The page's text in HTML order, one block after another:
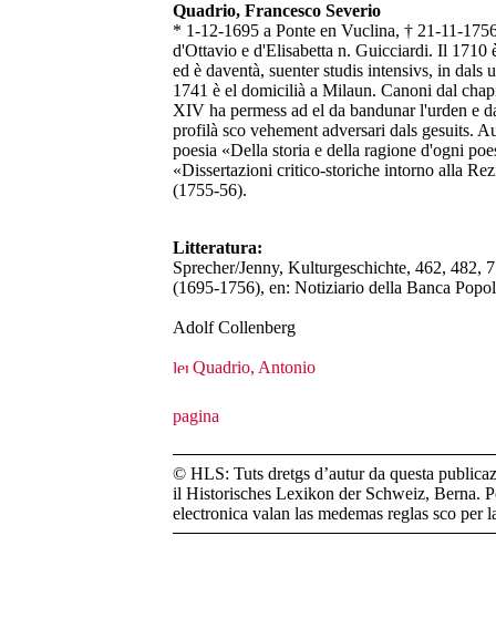
Quadrio, Francesco Severio
* 1-12-1695 a Ponte en Vuclina, † 21-11-
d'Ottavio e d'Elisabetta n. Guicciardi. Il 1710
ed è daventà, suenter studis intensivs, in dals
1741 è el domicilià a Milaun. Canoni dal
XIV ha permess ad el da bandunar l'urden e
profilà sco vehement adversari dals gesuits.
poesia «Della storia e della ragione d'ogni
«Dissertazioni critico-storiche intorno alla
(1755-56).
Litteratura:
Sprecher/Jenny, Kulturgeschichte, 462, 482,
(1695-1756), en: Notiziario della Banca
Adolf Collenberg
Quadrio, Antonio
© HLS: Tuts dretgs d’autur da questa
il Historisches Lexikon der Schweiz, Berna.
electronica valan las medemas reglas sco per